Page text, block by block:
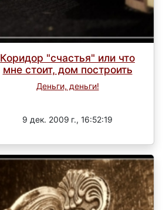
Коридор "счастья" или что
мне стоит, дом построить
Деньги, деньги!
9 дек. 2009 г., 16:52:19